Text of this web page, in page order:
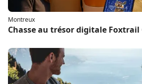
Montreux
Chasse au trésor digitale